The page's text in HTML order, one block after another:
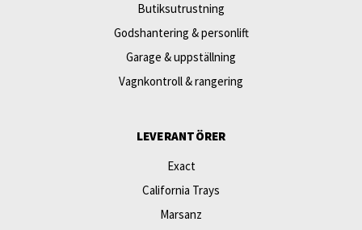
Butiksutrustning
Godshantering & personlift
Garage & uppställning
Vagnkontroll & rangering
LEVERANTÖRER
Exact
California Trays
Marsanz